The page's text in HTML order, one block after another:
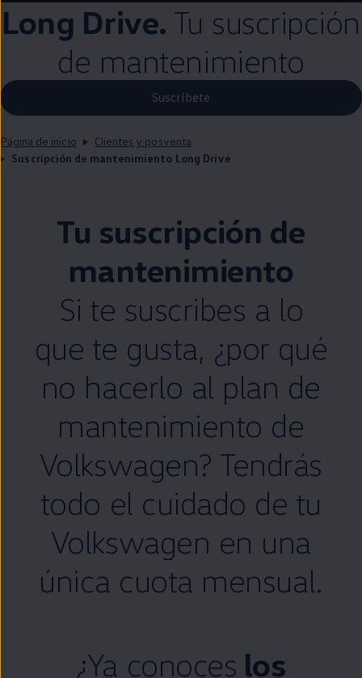
Long Drive. Tu suscripción
de mantenimiento
Suscríbete
Página de inicio
Clientes y posventa
Suscripción de mantenimiento Long Drive
Tu suscripción de
mantenimiento
Si te suscribes a lo
que te gusta, ¿por qué
no hacerlo al plan de
mantenimiento de
Volkswagen? Tendrás
todo el cuidado de tu
Volkswagen en una
única cuota mensual.
¿Ya conoces los